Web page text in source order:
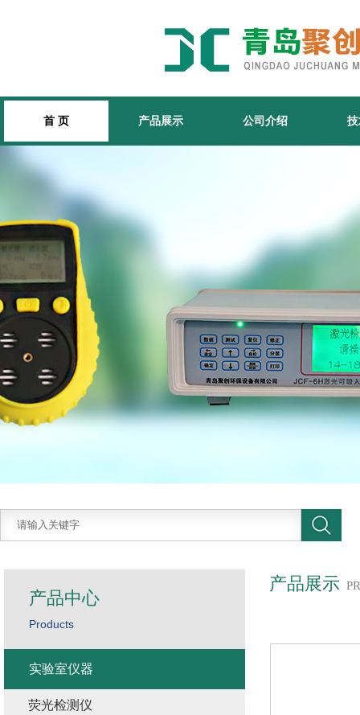
首 页 产品展示 公司介绍
产品展示
产品中心
Products
实验室仪器
荧光检测仪